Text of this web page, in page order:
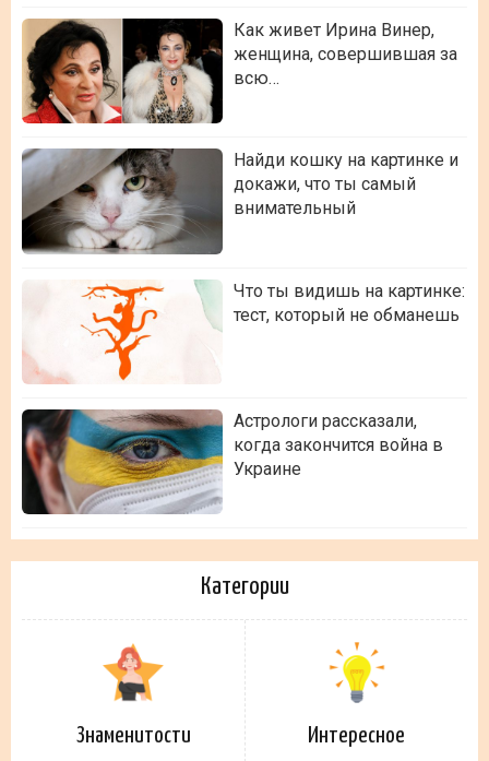
Как живет Ирина Винер,
женщина, совершившая за
всю…
Найди кошку на картинке и
докажи, что ты самый
внимательный
Что ты видишь на картинке:
тест, который не обманешь
Астрологи рассказали,
когда закончится война в
Украине
Категории
Знаменитости Интересное